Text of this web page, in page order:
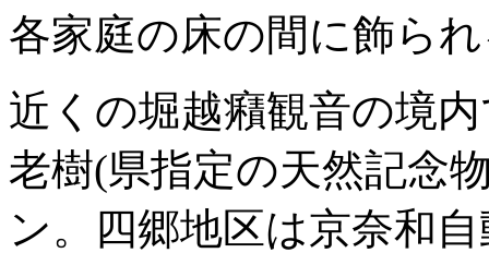
各家庭の床の間に飾ら
近くの堀越癪観音の境
老樹(県指定の天然記念
ン。四郷地区は京奈和